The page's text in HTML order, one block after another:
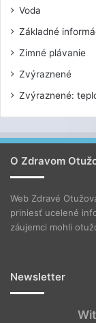
Voda
Základné
Zimné plávanie
Zvýraznené
Zvýraznené:
O Zdravom
Web Zdravé
priniesť ucelené
záujemci mohli
Newsletter